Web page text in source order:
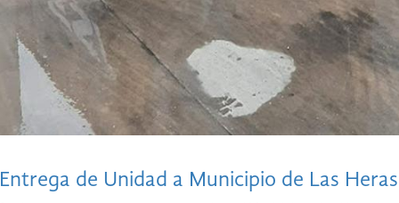
Entrega de Unidad a Municipio de Las Heras